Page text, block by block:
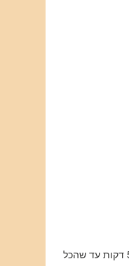
ללוש את הבצק טוב טוב לפחות 5 דקות עד שהכל